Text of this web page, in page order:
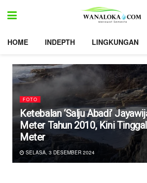
HOME INDEPTH LINGKUNGAN
FOTO
Ketebalan ‘Salju Abadi’
Meter Tahun 2010, Kini
Meter
SELASA, 3 DESEMBER 2024